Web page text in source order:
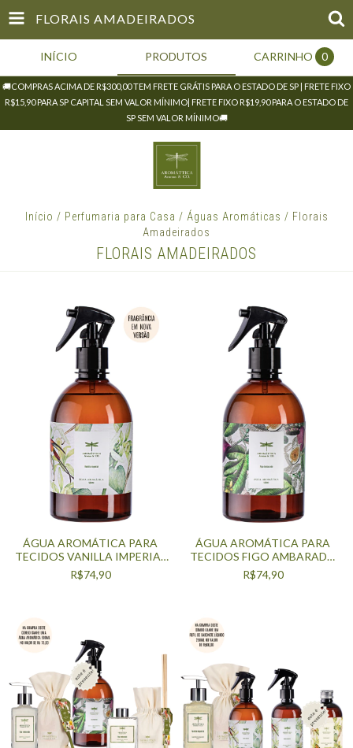
FLORAIS AMADEIRADOS
INÍCIO PRODUTOS CARRINHO 0
🚚COMPRAS ACIMA DE R$300,00 TEM FRETE GRÁTIS PARA O ESTADO DE SP | FRETE FIXO
R$15,90 PARA SP CAPITAL SEM VALOR MÍNIMO| FRETE FIXO R$19,90 PARA O ESTADO DE
SP SEM VALOR MÍNIMO🚚
Início / Perfumaria para Casa / Águas Aromáticas / Florais
Amadeirados
FLORAIS AMADEIRADOS
ÁGUA AROMÁTICA PARA
TECIDOS VANILLA IMPERIAL
500ML
R$74,90
ÁGUA AROMÁTICA PARA
TECIDOS FIGO AMBARADO
500ML
R$74,90